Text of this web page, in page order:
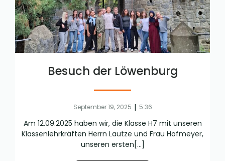
Besuch der Löwenburg
September 19, 2025 | 5:36
Am 12.09.2025 haben wir, die Klasse H7 mit unseren
Klassenlehrkräften Herrn Lautze und Frau Hofmeyer,
unseren ersten[…]